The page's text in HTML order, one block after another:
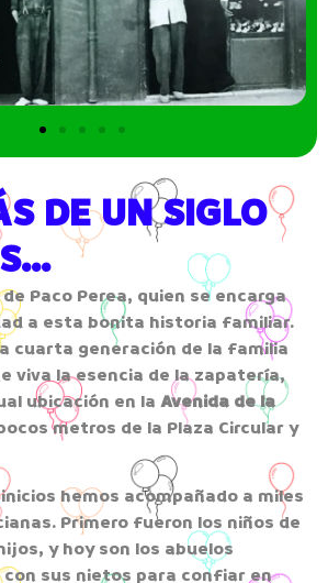
DE UN SIGLO
Paco Perea, quien se encarga
a esta bonita historia familiar.
cuarta generación de la familia
viva la esencia de la zapatería,
ubicación en la Avenida de la
metros de la Plaza Circular y
hemos acompañado a miles
Primero fueron los niños de
y hoy son los abuelos
con sus nietos para confiar en